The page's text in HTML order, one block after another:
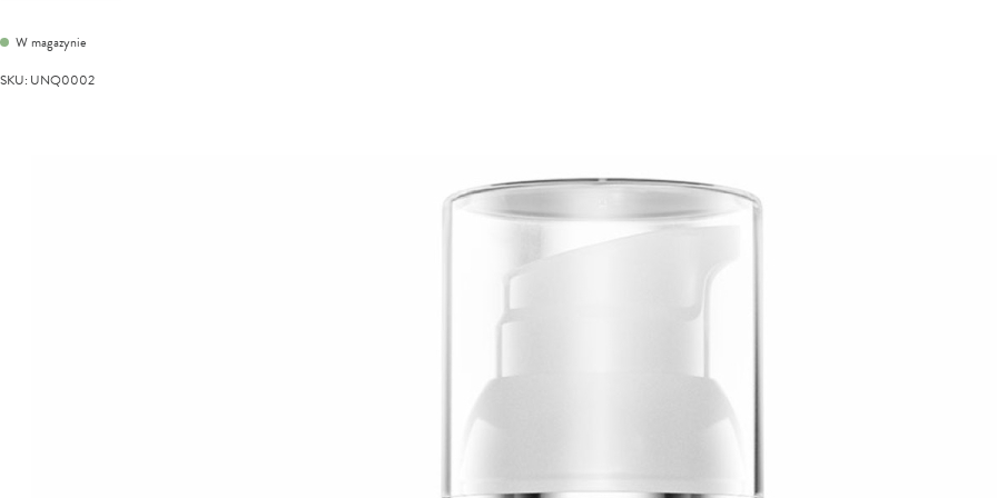
W magazynie
SKU: UNQ0002